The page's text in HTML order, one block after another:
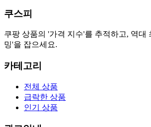
쿠스피
쿠팡 상품의 '가격 지수'를 추적하고, 역대
밍'을 잡으세요.
카테고리
전체 상품
급락한 상품
인기 상품